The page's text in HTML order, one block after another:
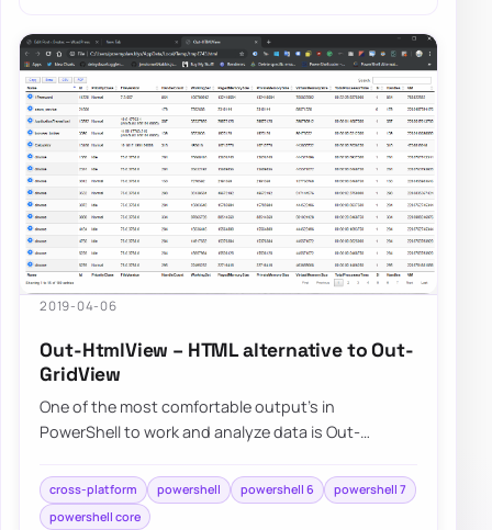
2019-04-06
Out-HtmlView – HTML alternative to Out-
GridView
One of the most comfortable output’s in
PowerShell to work and analyze data is Out-
have th…
cross-platform powershell powershell 6
powershell 7
powershell core